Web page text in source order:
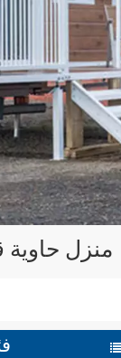
منزل حاوية